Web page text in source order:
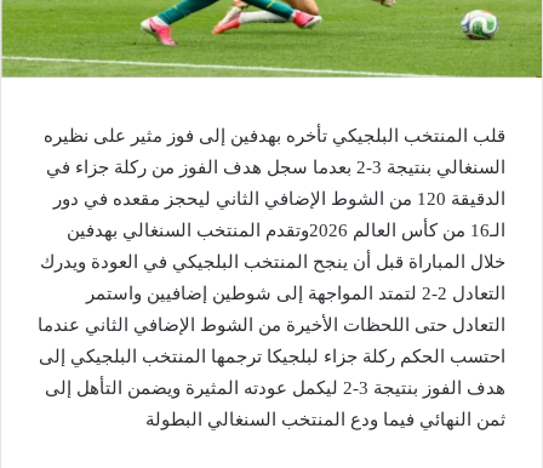
قلب المنتخب البلجيكي تأخره بهدفين إلى فوز مثير على نظيره
السنغالي بنتيجة 3-2 بعدما سجل هدف الفوز من ركلة جزاء في
الدقيقة 120 من الشوط الإضافي الثاني ليحجز مقعده في دور
الـ16 من كأس العالم 2026وتقدم المنتخب السنغالي بهدفين
خلال المباراة قبل أن ينجح المنتخب البلجيكي في العودة ويدرك
التعادل 2-2 لتمتد المواجهة إلى شوطين إضافيين واستمر
التعادل حتى اللحظات الأخيرة من الشوط الإضافي الثاني عندما
احتسب الحكم ركلة جزاء لبلجيكا ترجمها المنتخب البلجيكي إلى
هدف الفوز بنتيجة 3-2 ليكمل عودته المثيرة ويضمن التأهل إلى
ثمن النهائي فيما ودع المنتخب السنغالي البطولة